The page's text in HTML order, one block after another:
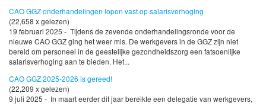
CAO GGZ onderhandelingen lopen vast op salarisverhoging
(22,658 x gelezen)
19 februari 2025 - Tijdens de zevende onderhandelingsronde voor de
nieuwe CAO GGZ ging het weer mis. De werkgevers in de GGZ zijn niet
bereid om personeel in de geestelijke gezondheidszorg een fatsoenlijke
salarisverhoging aan te bieden. Het...
CAO GGZ 2025-2026 is gereed!
(22,209 x gelezen)
9 juli 2025 - In maart eerder dit jaar bereikte een delegatie van werkgevers,